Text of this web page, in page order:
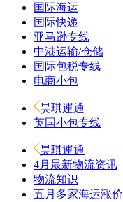
国际海运
国际快递
亚马逊专线
中港运输/仓储
国际包税专线
电商小包
昊琪運通
英国小包专线
昊琪運通
4月最新物流资讯
物流知识
五月多家海运涨价